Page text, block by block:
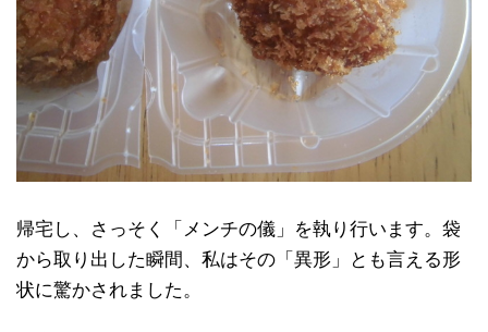
帰宅し、さっそく「メンチの儀」を執り行います。袋
から取り出した瞬間、私はその「異形」とも言える形
状に驚かされました。